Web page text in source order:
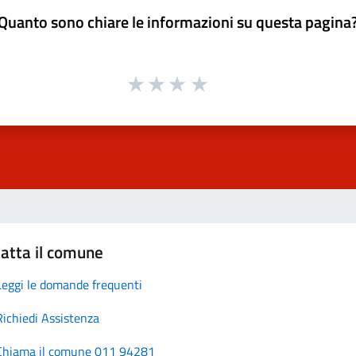
sono chiare le informazioni su questa
il comune
le domande frequenti
Assistenza
il comune 011 94281